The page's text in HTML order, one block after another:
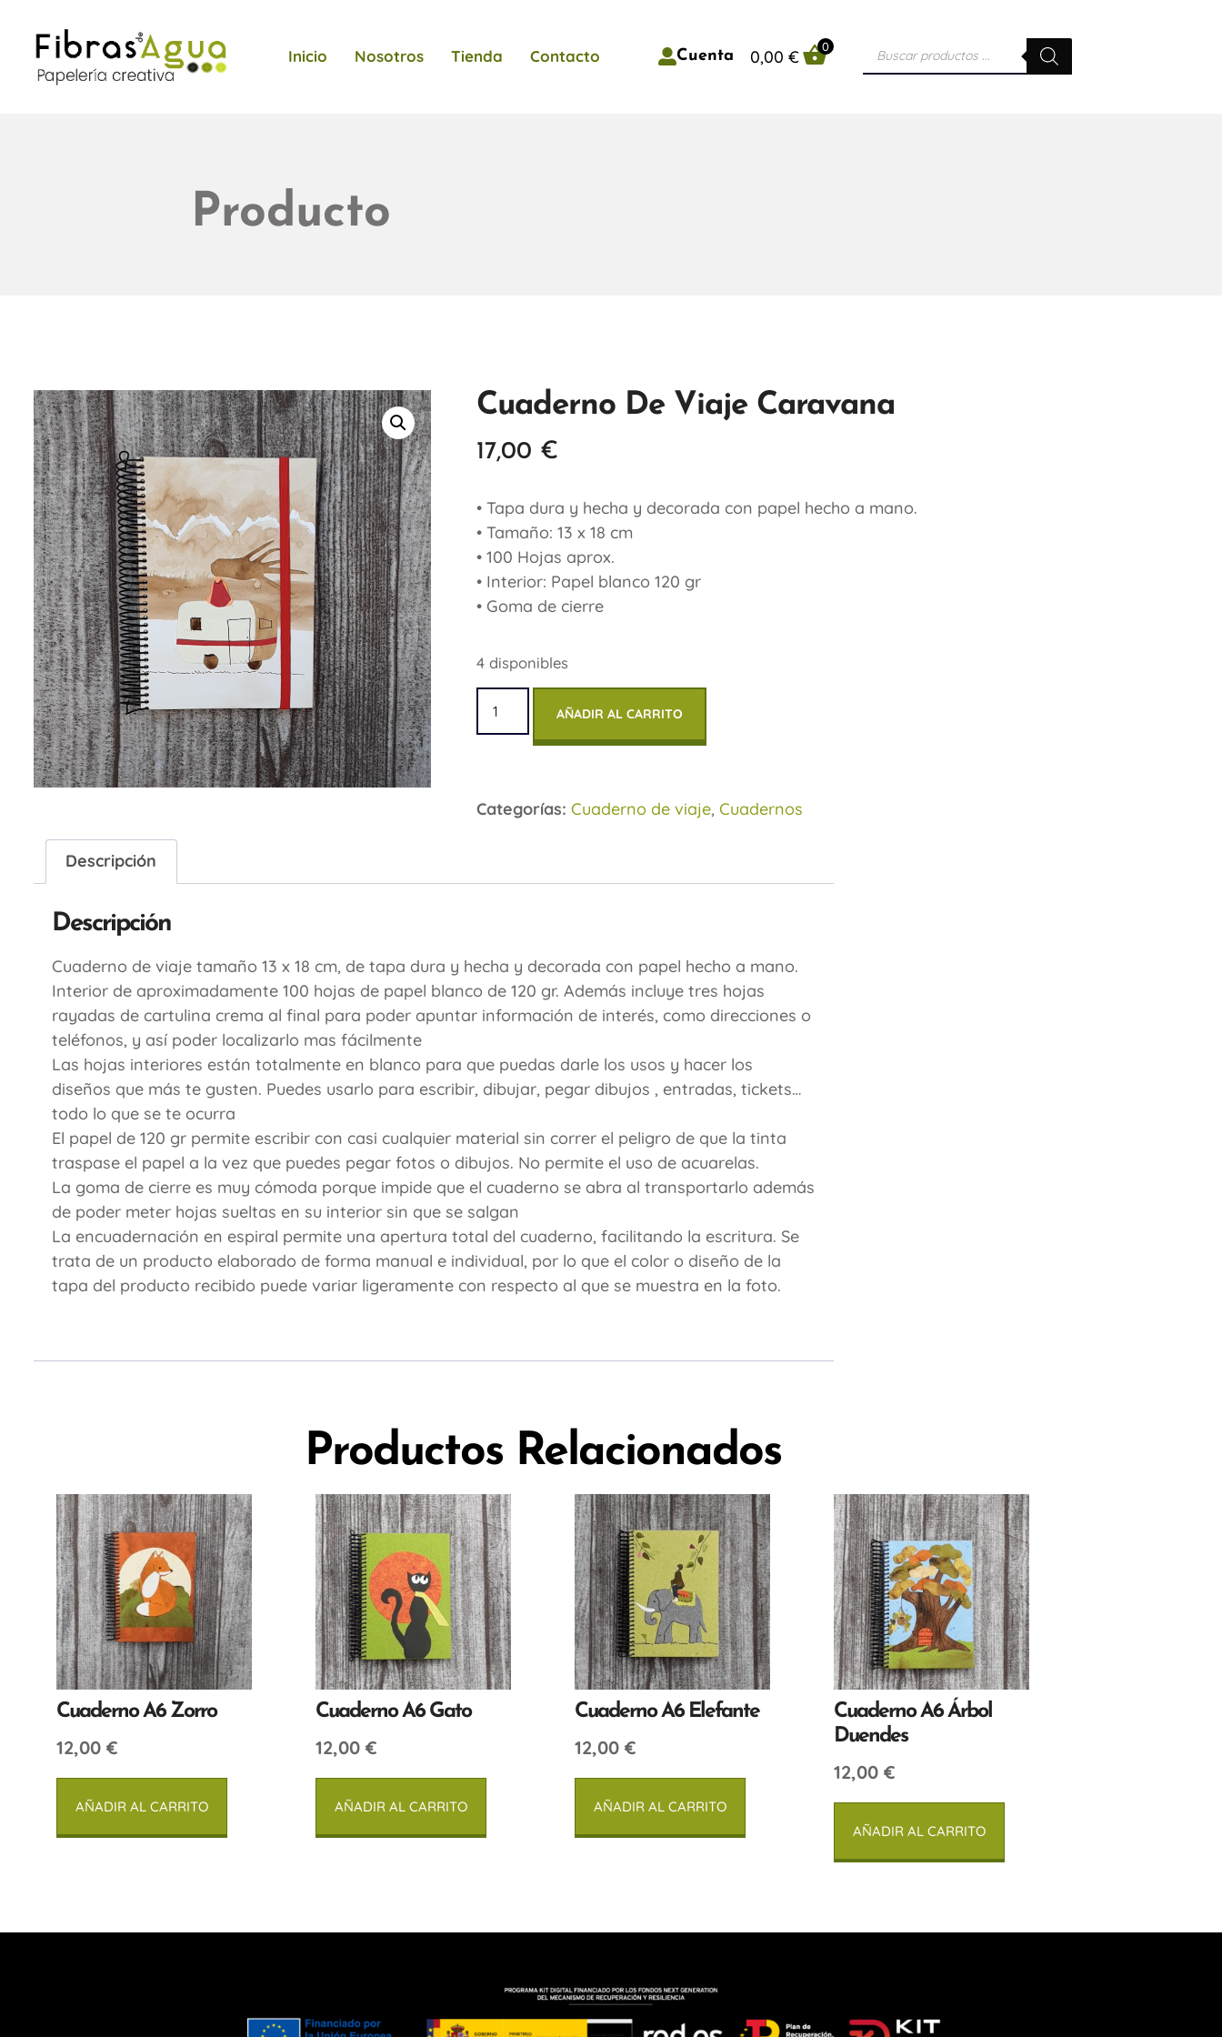
Inicio Nosotros Tienda Contacto Cuenta 0,00 € 0
Producto
Cuaderno De Viaje Caravana
17,00 €
• Tapa dura y hecha y decorada con papel hecho a mano.
• Tamaño: 13 x 18 cm
• 100 Hojas aprox.
• Interior: Papel blanco 120 gr
• Goma de cierre
4 disponibles
AÑADIR AL CARRITO
Categorías: Cuaderno de viaje, Cuadernos
Descripción
Descripción
Cuaderno de viaje tamaño 13 x 18 cm, de tapa dura y hecha y decorada con papel hecho a mano.
Interior de aproximadamente 100 hojas de papel blanco de 120 gr. Además incluye tres hojas
rayadas de cartulina crema al final para poder apuntar información de interés, como direcciones o
teléfonos, y así poder localizarlo mas fácilmente
Las hojas interiores están totalmente en blanco para que puedas darle los usos y hacer los
diseños que más te gusten. Puedes usarlo para escribir, dibujar, pegar dibujos , entradas, tickets…
todo lo que se te ocurra
El papel de 120 gr permite escribir con casi cualquier material sin correr el peligro de que la tinta
traspase el papel a la vez que puedes pegar fotos o dibujos. No permite el uso de acuarelas.
La goma de cierre es muy cómoda porque impide que el cuaderno se abra al transportarlo además
de poder meter hojas sueltas en su interior sin que se salgan
La encuadernación en espiral permite una apertura total del cuaderno, facilitando la escritura. Se
trata de un producto elaborado de forma manual e individual, por lo que el color o diseño de la
tapa del producto recibido puede variar ligeramente con respecto al que se muestra en la foto.
Productos Relacionados
Cuaderno A6 Zorro
12,00 €
AÑADIR AL CARRITO
Cuaderno A6 Gato
12,00 €
AÑADIR AL CARRITO
Cuaderno A6 Elefante
12,00 €
AÑADIR AL CARRITO
Cuaderno A6 Árbol
Duendes
12,00 €
AÑADIR AL CARRITO